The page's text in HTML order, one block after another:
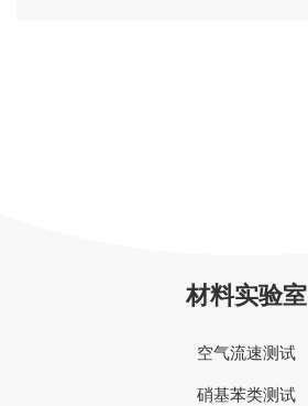
材料实验室
空气流速测试
硝基苯类测试